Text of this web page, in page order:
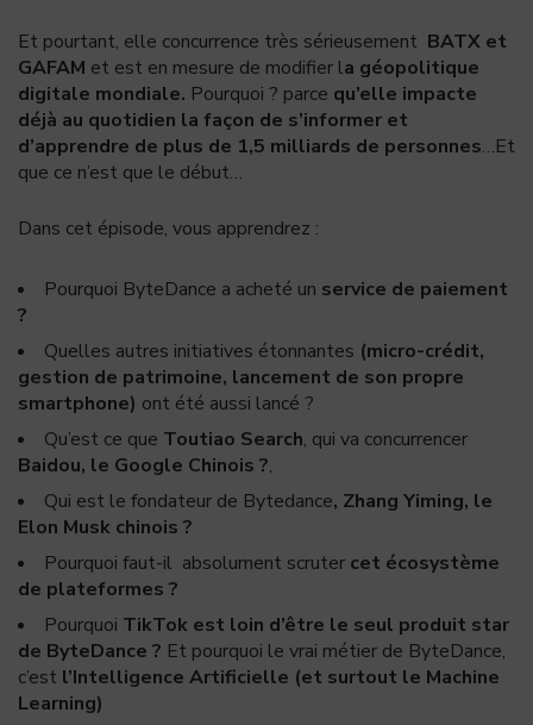
Et pourtant, elle concurrence très sérieusement BATX et
GAFAM et est en mesure de modifier la géopolitique
digitale mondiale. Pourquoi ? parce qu’elle impacte
déjà au quotidien la façon de s’informer et
d’apprendre de plus de 1,5 milliards de personnes…Et
que ce n’est que le début…
Dans cet épisode, vous apprendrez :
Pourquoi ByteDance a acheté un service de paiement
?
Quelles autres initiatives étonnantes (micro-crédit,
gestion de patrimoine, lancement de son propre
smartphone) ont été aussi lancé ?
Qu’est ce que Toutiao Search, qui va concurrencer
Baidou, le Google Chinois ?,
Qui est le fondateur de Bytedance, Zhang Yiming, le
Elon Musk chinois ?
Pourquoi faut-il absolument scruter cet écosystème
de plateformes ?
Pourquoi TikTok est loin d’être le seul produit star
de ByteDance ? Et pourquoi le vrai métier de ByteDance,
c’est l’Intelligence Artificielle (et surtout le Machine
Learning)